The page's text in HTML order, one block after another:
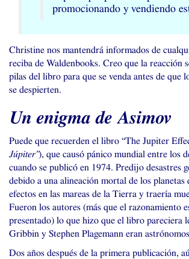
promocionando y vendiendo
Christine nos mantendrá informados de
reciba de Waldenbooks. Creo que la reacción
pilas del libro para que se venda antes de que
se despierten.
Un enigma de Asimov
Puede que recuerden el libro “The Jupiter
Júpiter”), que causó pánico mundial entre los
cuando se publicó en 1974. Predijo desastres
debido a una alineación mortal de los
efectos en las mareas de la Tierra y traería
Fueron los autores (más que el razonamiento
presentado) lo que hizo que el libro pareciera
Gribbin y Stephen Plagemann eran
Dos años después de la primera publicación,